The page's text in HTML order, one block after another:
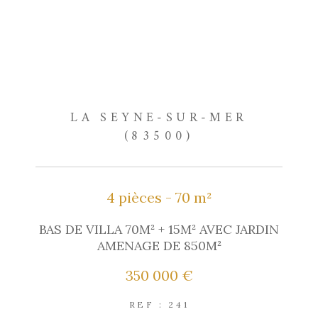
LA SEYNE-SUR-MER
(83500)
4 pièces - 70 m²
BAS DE VILLA 70M² + 15M² AVEC JARDIN
AMENAGE DE 850M²
350 000 €
REF : 241